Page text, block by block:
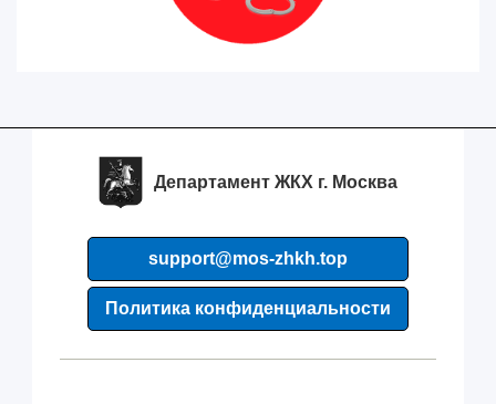
Департамент ЖКХ г. Москва
support@mos-zhkh.top
Политика конфиденциальности